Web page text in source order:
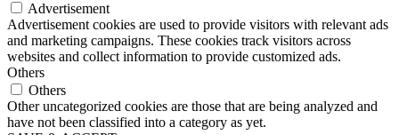
Advertisement
Advertisement cookies are used to provide visitors with relevant ads
and marketing campaigns. These cookies track visitors across
websites and collect information to provide customized ads.
Others
Others
Other uncategorized cookies are those that are being analyzed and
have not been classified into a category as yet.